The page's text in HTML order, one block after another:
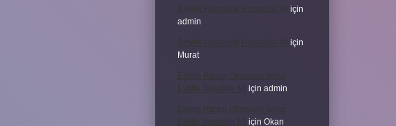
3 Aylık Hamilelik Hissedilir Mi
için
admin
3 Aylık Hamilelik Hissedilir Mi için
Murat
Eşinin Rızası Olmadan Ikinci
Evlilik Yapabilir Mi için admin
Eşinin Rızası Olmadan Ikinci
Evlilik Yapabilir Mi için Okan